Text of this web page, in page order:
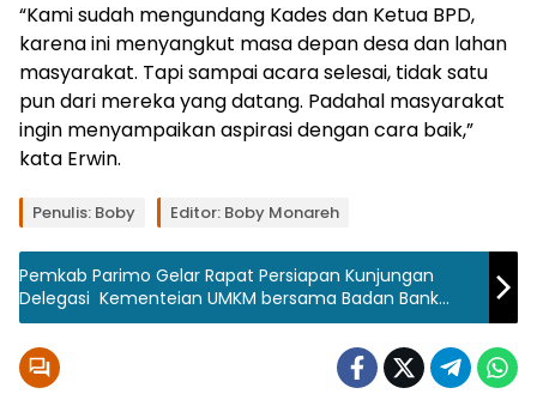
“Kami sudah mengundang Kades dan Ketua BPD,
karena ini menyangkut masa depan desa dan lahan
masyarakat. Tapi sampai acara selesai, tidak satu
pun dari mereka yang datang. Padahal masyarakat
ingin menyampaikan aspirasi dengan cara baik,”
kata Erwin.
Penulis: Boby Editor: Boby Monareh
Pemkab Parimo Gelar Rapat Persiapan Kunjungan
Delegasi Kementeian UMKM bersama Badan Bank
Tanah